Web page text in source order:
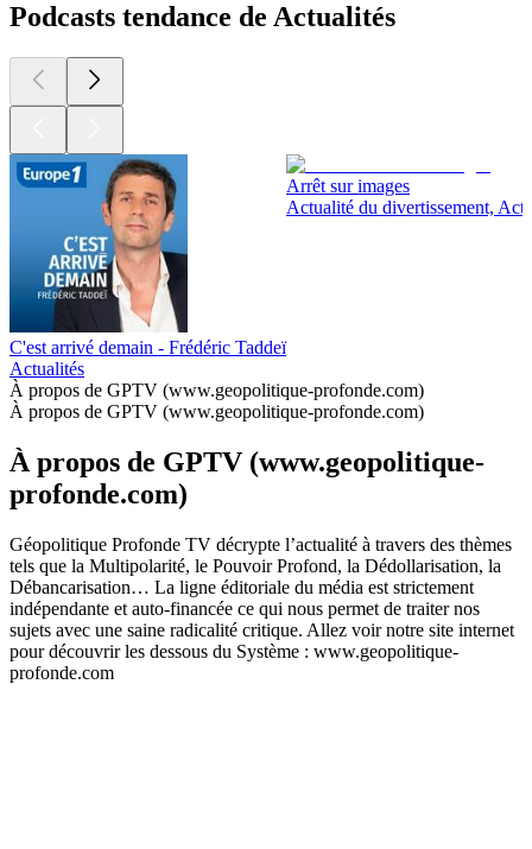
Podcasts tendance de Actualités
C'est arrivé demain - Frédéric Taddeï
Actualités
Arrêt sur images
Actualité du divertissement,
À propos de GPTV (www.geopolitique-profonde.com)
À propos de GPTV (www.geopolitique-profonde.com)
À propos de GPTV (www.geopolitique-
profonde.com)
Géopolitique Profonde TV décrypte l’actualité à travers des thèmes
tels que la Multipolarité, le Pouvoir Profond, la Dédollarisation, la
Débancarisation… La ligne éditoriale du média est strictement
indépendante et auto-financée ce qui nous permet de traiter nos
sujets avec une saine radicalité critique. Allez voir notre site internet
pour découvrir les dessous du Système : www.geopolitique-
profonde.com